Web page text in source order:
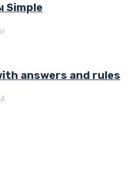
Simple
answers and rules